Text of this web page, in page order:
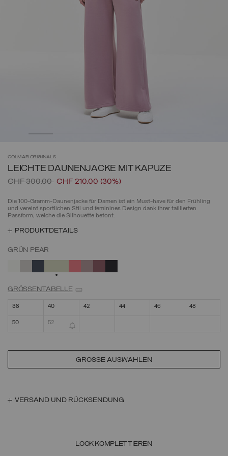
COLMAR ORIGINALS
LEICHTE DAUNENJACKE MIT KAPUZE
Preis reduziert von
CHF 300,00auf
CHF 210,00 (30%)
Die 100-Gramm-Daunenjacke für Damen ist ein Must-have für den Frühling
und vereint sportlichen Stil und feminines Design dank ihrer taillierten
Passform, welche die Silhouette betont.
PRODUKTDETAILS
GRÜN PEAR
AUSGEWÄHLT
GRÖSSENTABELLE
38 40 42 44 46 48
50 52
GRÖSSE AUSWÄHLEN
VERSAND UND RÜCKSENDUNG
LOOK KOMPLETTIEREN